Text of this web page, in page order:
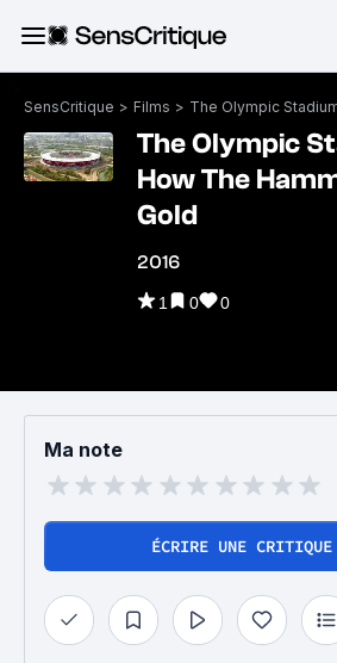
SensCritique > Films >
The Olympic
How The
Gold
2016
1 0 0
Ma note
ÉCRIRE UNE CRITIQUE